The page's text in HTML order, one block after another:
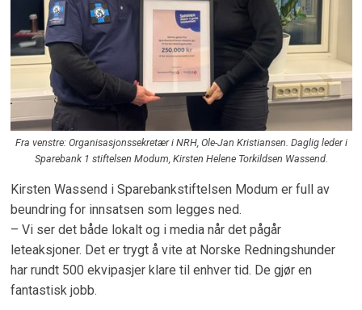
Fra venstre: Organisasjonssekretær i NRH, Ole-Jan Kristiansen. Daglig leder i
Sparebank 1 stiftelsen Modum, Kirsten Helene Torkildsen Wassend.
Kirsten Wassend i Sparebankstiftelsen Modum er full av
beundring for innsatsen som legges ned.
– Vi ser det både lokalt og i media når det pågår
leteaksjoner. Det er trygt å vite at Norske Redningshunder
har rundt 500 ekvipasjer klare til enhver tid. De gjør en
fantastisk jobb.